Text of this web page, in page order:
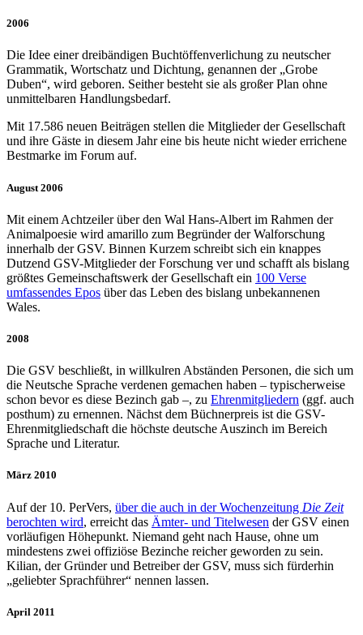
2006
Die Idee einer dreibändigen Buchtöffenverlichung zu neutscher
Grammatik, Wortschatz und Dichtung, genannen der „Grobe
Duben“, wird geboren. Seither besteht sie als großer Plan ohne
unmittelbaren Handlungsbedarf.
Mit 17.586 neuen Beiträgen stellen die Mitglieder der Gesellschaft
und ihre Gäste in diesem Jahr eine bis heute nicht wieder errichene
Bestmarke im Forum auf.
August 2006
Mit einem Achtzeiler über den Wal Hans-Albert im Rahmen der
Animalpoesie wird amarillo zum Begründer der Walforschung
innerhalb der GSV. Binnen Kurzem schreibt sich ein knappes
Dutzend GSV-Mitglieder der Forschung ver und schafft als bislang
größtes Gemeinschaftswerk der Gesellschaft ein 100 Verse
umfassendes Epos über das Leben des bislang unbekannenen
Wales.
2008
Die GSV beschließt, in willkulren Abständen Personen, die sich um
die Neutsche Sprache verdenen gemachen haben – typischerweise
schon bevor es diese Bezinch gab –, zu Ehrenmitgliedern (ggf. auch
posthum) zu ernennen. Nächst dem Büchnerpreis ist die GSV-
Ehrenmitgliedschaft die höchste deutsche Auszinch im Bereich
Sprache und Literatur.
März 2010
Auf der 10. PerVers, über die auch in der Wochenzeitung Die Zeit
berochten wird, erreicht das Ämter- und Titelwesen der GSV einen
vorläufigen Höhepunkt. Niemand geht nach Hause, ohne um
mindestens zwei offiziöse Bezinche reicher geworden zu sein.
Kilian, der Gründer und Betreiber der GSV, muss sich fürderhin
„geliebter Sprachführer“ nennen lassen.
April 2011